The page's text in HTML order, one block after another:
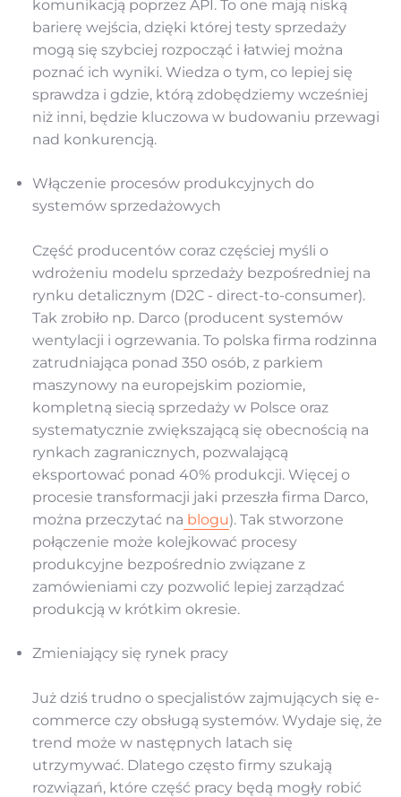
komunikacją poprzez API. To one mają niską
barierę wejścia, dzięki której testy sprzedaży
mogą się szybciej rozpocząć i łatwiej można
poznać ich wyniki. Wiedza o tym, co lepiej się
sprawdza i gdzie, którą zdobędziemy wcześniej
niż inni, będzie kluczowa w budowaniu przewagi
nad konkurencją.
Włączenie procesów produkcyjnych do
systemów sprzedażowych
Część producentów coraz częściej myśli o
wdrożeniu modelu sprzedaży bezpośredniej na
rynku detalicznym (D2C - direct-to-consumer).
Tak zrobiło np. Darco (producent systemów
wentylacji i ogrzewania. To polska firma rodzinna
zatrudniająca ponad 350 osób, z parkiem
maszynowy na europejskim poziomie,
kompletną siecią sprzedaży w Polsce oraz
systematycznie zwiększającą się obecnością na
rynkach zagranicznych, pozwalającą
eksportować ponad 40% produkcji. Więcej o
procesie transformacji jaki przeszła firma Darco,
można przeczytać na blogu). Tak stworzone
połączenie może kolejkować procesy
produkcyjne bezpośrednio związane z
zamówieniami czy pozwolić lepiej zarządzać
produkcją w krótkim okresie.
Zmieniający się rynek pracy
Już dziś trudno o specjalistów zajmujących się e-
commerce czy obsługą systemów. Wydaje się, że
trend może w następnych latach się
utrzymywać. Dlatego często firmy szukają
rozwiązań, które część pracy będą mogły robić